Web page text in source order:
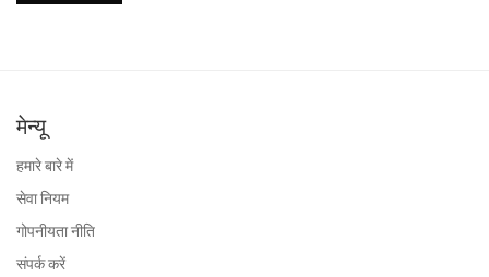
मेन्यू
हमारे बारे में
सेवा नियम
गोपनीयता नीति
संपर्क करें